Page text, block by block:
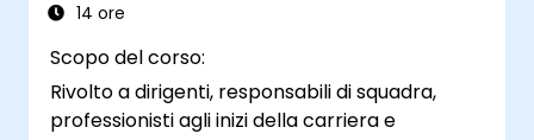
14 ore
Scopo del corso:
Rivolto a dirigenti, responsabili di squadra,
professionisti agli inizi della carriera e